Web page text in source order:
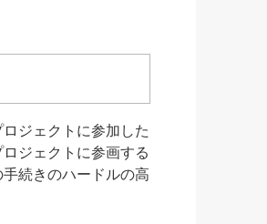
ジェクトに参加した
ジェクトに参画する
続きのハードルの高